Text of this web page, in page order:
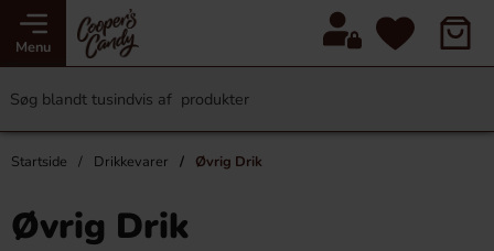
Menu
Startside Drikkevarer Øvrig Drik
Øvrig Drik